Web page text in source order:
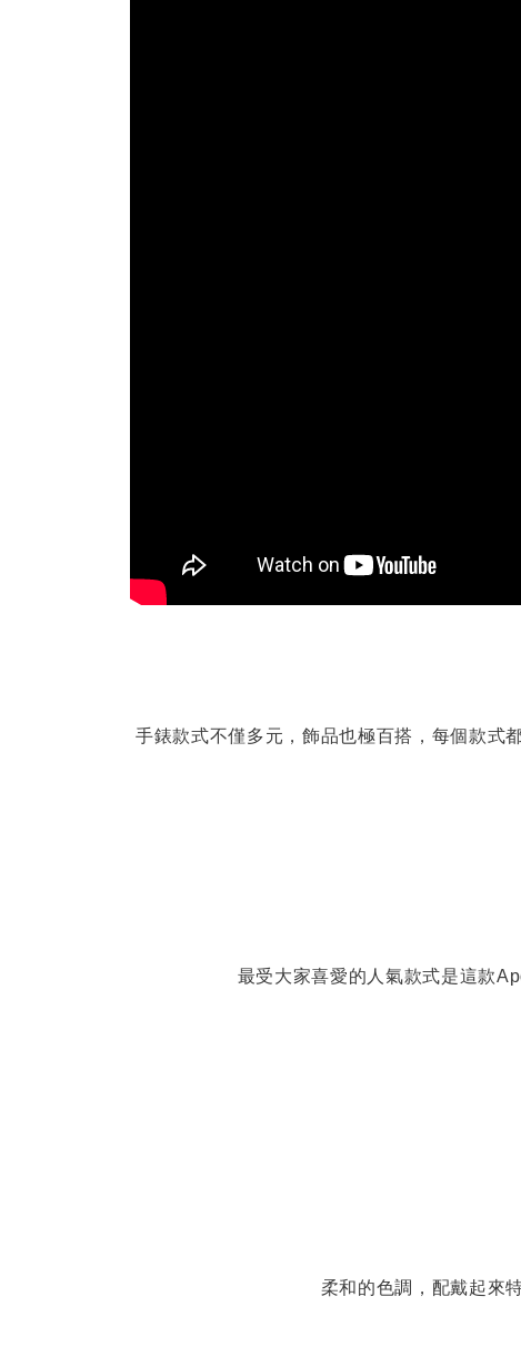
手錶款式不僅多元，飾品也極百搭，每個款式
最受大家喜愛的人氣款式是這款
柔和的色調，配戴起來